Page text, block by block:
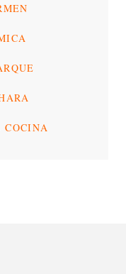
COCINA